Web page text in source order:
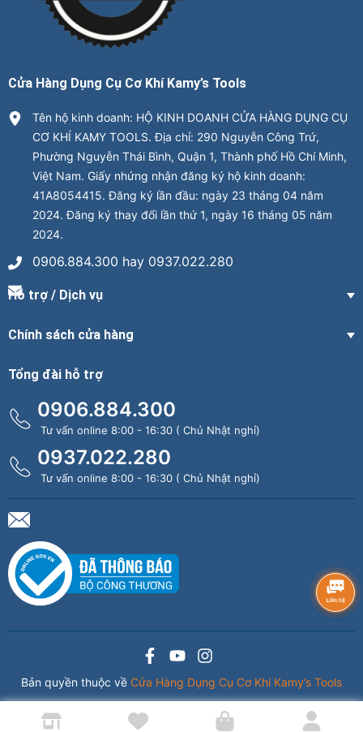
Cửa Hàng Dụng Cụ Cơ Khí Kamy’s Tools
Tên hộ kinh doanh: HỘ KINH DOANH CỬA HÀNG DỤNG CỤ
CƠ KHÍ KAMY TOOLS. Địa chỉ: 290 Nguyễn Công Trứ,
Phường Nguyễn Thái Bình, Quận 1, Thành phố Hồ Chí Minh,
Việt Nam. Giấy nhứng nhận đăng ký hộ kinh doanh:
41A8054415. Đăng ký lần đầu: ngày 23 tháng 04 năm
2024. Đăng ký thay đổi lần thứ 1, ngày 16 tháng 05 năm
2024.
0906.884.300 hay 0937.022.280
Hỗ trợ / Dịch vụ
Chính sách cửa hàng
Tổng đài hỗ trợ
0906.884.300
Tư vấn online 8:00 - 16:30 ( Chủ Nhật nghỉ)
0937.022.280
Tư vấn online 8:00 - 16:30 ( Chủ Nhật nghỉ)
Bản quyền thuộc về Cửa Hàng Dụng Cụ Cơ Khí Kamy’s Tools